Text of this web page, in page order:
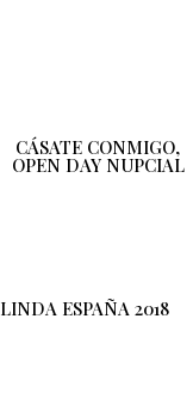
CÁSATE CONMIGO,
OPEN DAY NUPCIAL
LINDA ESPAÑA 2018